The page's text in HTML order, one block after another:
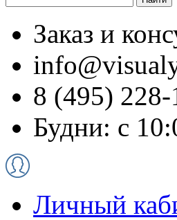
Заказ и
8 (495) 228-
Будни: с
Личный